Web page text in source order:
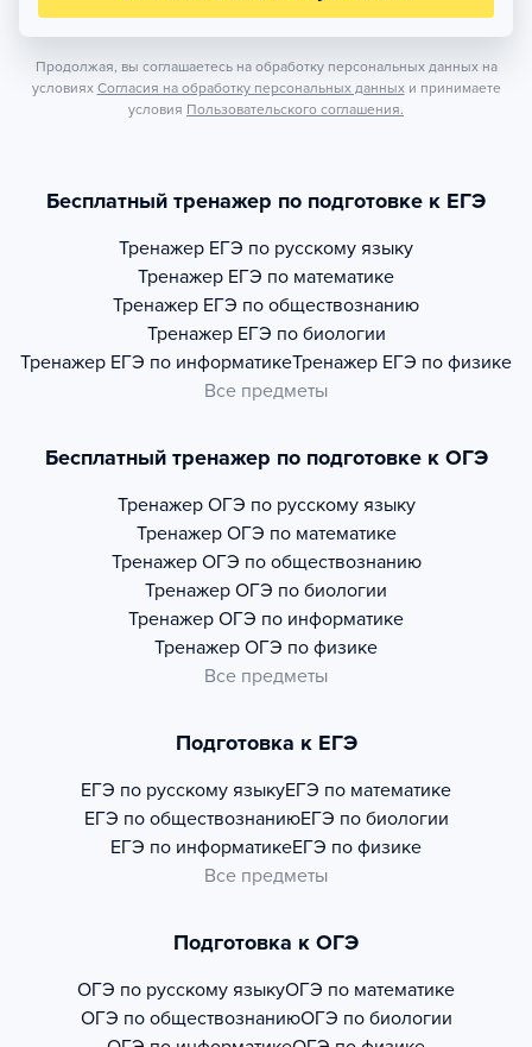
Продолжая, вы соглашаетесь на обработку персональных данных на
условиях Согласия на обработку персональных данных и принимаете
условия Пользовательского соглашения.
Бесплатный тренажер по подготовке к ЕГЭ
Тренажер ЕГЭ по русскому языку
Тренажер ЕГЭ по математике
Тренажер ЕГЭ по обществознанию
Тренажер ЕГЭ по биологии
Тренажер ЕГЭ по информатикеТренажер ЕГЭ по физике
Все предметы
Бесплатный тренажер по подготовке к ОГЭ
Тренажер ОГЭ по русскому языку
Тренажер ОГЭ по математике
Тренажер ОГЭ по обществознанию
Тренажер ОГЭ по биологии
Тренажер ОГЭ по информатике
Тренажер ОГЭ по физике
Все предметы
Подготовка к ЕГЭ
ЕГЭ по русскому языкуЕГЭ по математике
ЕГЭ по обществознаниюЕГЭ по биологии
ЕГЭ по информатикеЕГЭ по физике
Все предметы
Подготовка к ОГЭ
ОГЭ по русскому языкуОГЭ по математике
ОГЭ по обществознаниюОГЭ по биологии